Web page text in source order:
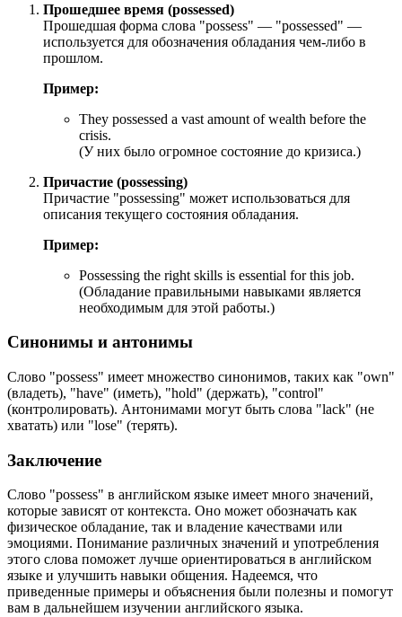
Прошедшее время (possessed)
Прошедшая форма слова "possess" — "possessed" —
используется для обозначения обладания чем-либо в
прошлом.
Пример:
They possessed a vast amount of wealth before the
crisis.
(У них было огромное состояние до кризиса.)
Причастие (possessing)
Причастие "possessing" может использоваться для
описания текущего состояния обладания.
Пример:
Possessing the right skills is essential for this job.
(Обладание правильными навыками является
необходимым для этой работы.)
Синонимы и антонимы
Слово "possess" имеет множество синонимов, таких как "own"
(владеть), "have" (иметь), "hold" (держать), "control"
(контролировать). Антонимами могут быть слова "lack" (не
хватать) или "lose" (терять).
Заключение
Слово "possess" в английском языке имеет много значений,
которые зависят от контекста. Оно может обозначать как
физическое обладание, так и владение качествами или
эмоциями. Понимание различных значений и употребления
этого слова поможет лучше ориентироваться в английском
языке и улучшить навыки общения. Надеемся, что
приведенные примеры и объяснения были полезны и помогут
вам в дальнейшем изучении английского языка.